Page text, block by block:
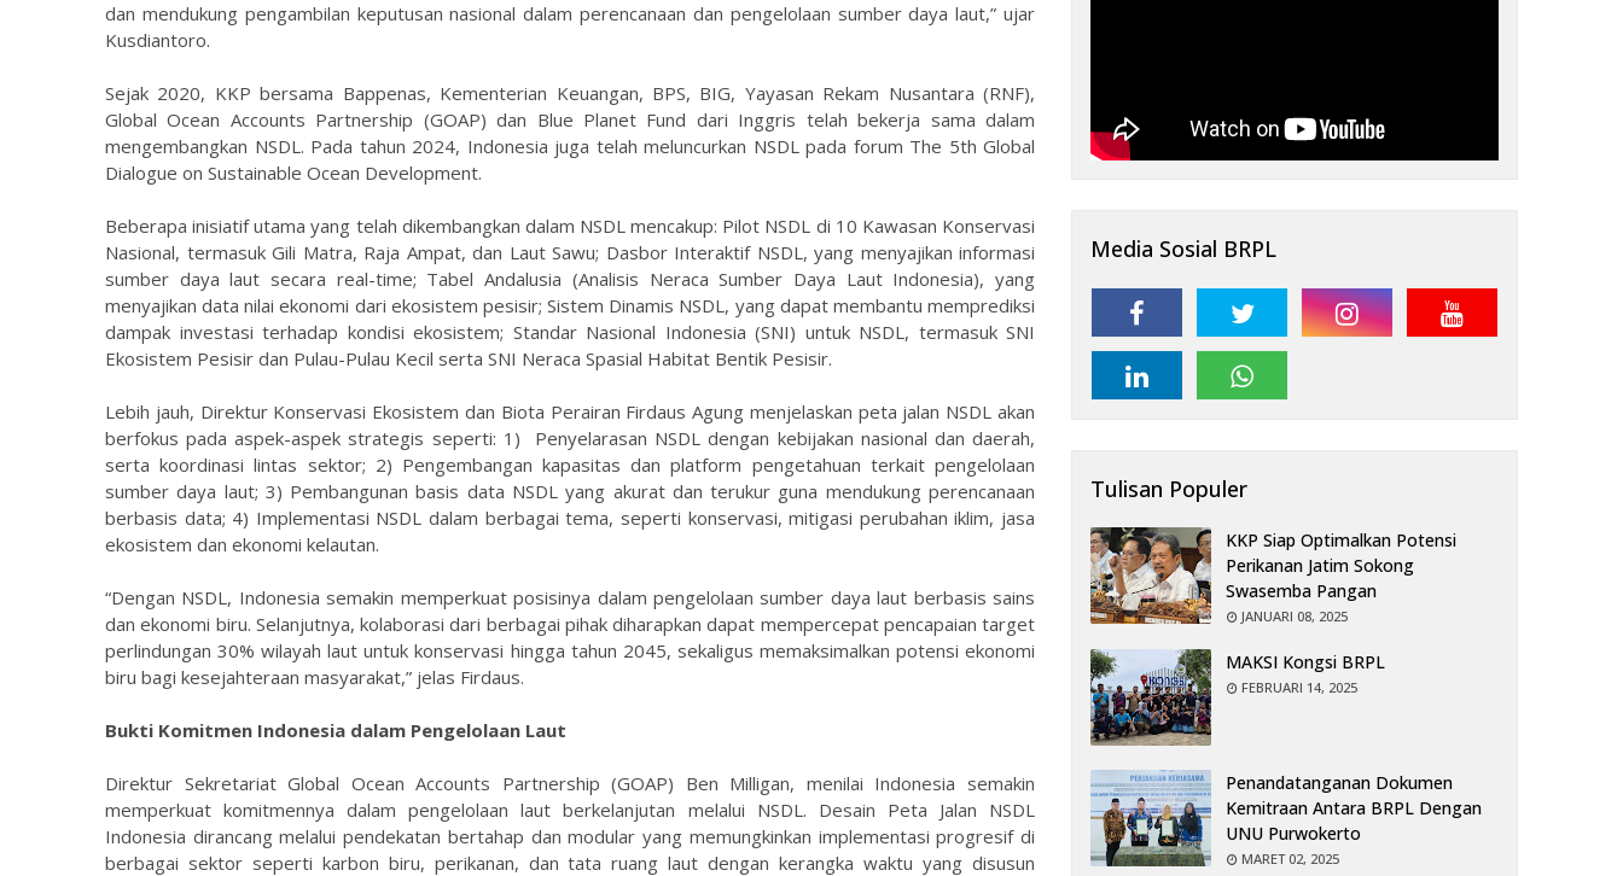
dan mendukung pengambilan keputusan nasional dalam perencanaan dan pengelolaan sumber daya laut,” ujar
Kusdiantoro.
Sejak 2020, KKP bersama Bappenas, Kementerian Keuangan, BPS, BIG, Yayasan Rekam Nusantara (RNF),
Global Ocean Accounts Partnership (GOAP) dan Blue Planet Fund dari Inggris telah bekerja sama dalam
mengembangkan NSDL. Pada tahun 2024, Indonesia juga telah meluncurkan NSDL pada forum The 5th Global
Dialogue on Sustainable Ocean Development.
Beberapa inisiatif utama yang telah dikembangkan dalam NSDL mencakup: Pilot NSDL di 10 Kawasan Konservasi
Nasional, termasuk Gili Matra, Raja Ampat, dan Laut Sawu; Dasbor Interaktif NSDL, yang menyajikan informasi
sumber daya laut secara real-time; Tabel Andalusia (Analisis Neraca Sumber Daya Laut Indonesia), yang
menyajikan data nilai ekonomi dari ekosistem pesisir; Sistem Dinamis NSDL, yang dapat membantu memprediksi
dampak investasi terhadap kondisi ekosistem; Standar Nasional Indonesia (SNI) untuk NSDL, termasuk SNI
Ekosistem Pesisir dan Pulau-Pulau Kecil serta SNI Neraca Spasial Habitat Bentik Pesisir.
Lebih jauh, Direktur Konservasi Ekosistem dan Biota Perairan Firdaus Agung menjelaskan peta jalan NSDL akan
berfokus pada aspek-aspek strategis seperti: 1) Penyelarasan NSDL dengan kebijakan nasional dan daerah,
serta koordinasi lintas sektor; 2) Pengembangan kapasitas dan platform pengetahuan terkait pengelolaan
sumber daya laut; 3) Pembangunan basis data NSDL yang akurat dan terukur guna mendukung perencanaan
berbasis data; 4) Implementasi NSDL dalam berbagai tema, seperti konservasi, mitigasi perubahan iklim, jasa
ekosistem dan ekonomi kelautan.
“Dengan NSDL, Indonesia semakin memperkuat posisinya dalam pengelolaan sumber daya laut berbasis sains
dan ekonomi biru. Selanjutnya, kolaborasi dari berbagai pihak diharapkan dapat mempercepat pencapaian target
perlindungan 30% wilayah laut untuk konservasi hingga tahun 2045, sekaligus memaksimalkan potensi ekonomi
biru bagi kesejahteraan masyarakat,” jelas Firdaus.
Bukti Komitmen Indonesia dalam Pengelolaan Laut
Direktur Sekretariat Global Ocean Accounts Partnership (GOAP) Ben Milligan, menilai Indonesia semakin
memperkuat komitmennya dalam pengelolaan laut berkelanjutan melalui NSDL. Desain Peta Jalan NSDL
Indonesia dirancang melalui pendekatan bertahap dan modular yang memungkinkan implementasi progresif di
berbagai sektor seperti karbon biru, perikanan, dan tata ruang laut dengan kerangka waktu yang disusun
Media Sosial BRPL
Tulisan Populer
KKP Siap Optimalkan Potensi
Perikanan Jatim Sokong
Swasemba Pangan
JANUARI 08, 2025
MAKSI Kongsi BRPL
FEBRUARI 14, 2025
Penandatanganan Dokumen
Kemitraan Antara BRPL Dengan
UNU Purwokerto
MARET 02, 2025